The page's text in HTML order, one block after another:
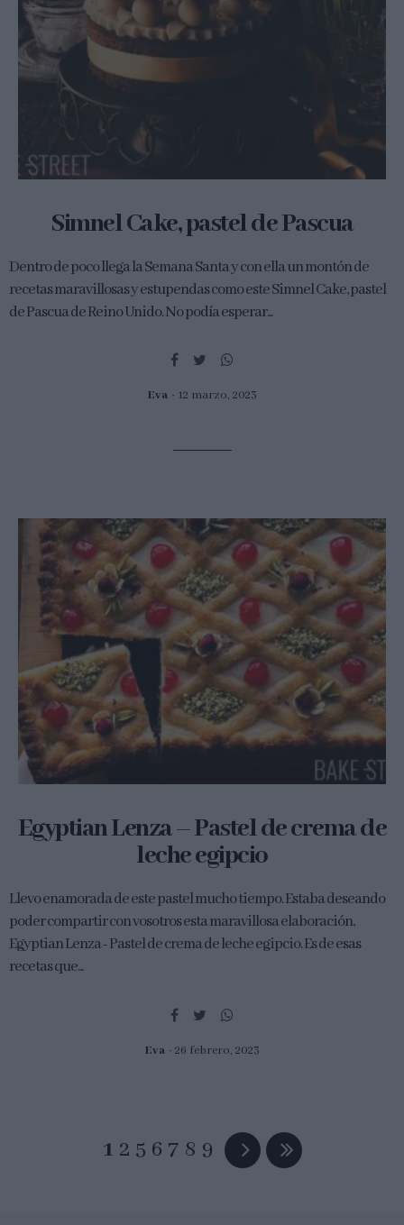
Simnel Cake, pastel de Pascua
Dentro de poco llega la Semana Santa y con ella un montón de
recetas maravillosas y estupendas como este Simnel Cake, pastel
de Pascua de Reino Unido. No podía esperar...
Eva 12 marzo, 2023
Egyptian Lenza – Pastel de crema de
leche egipcio
Llevo enamorada de este pastel mucho tiempo. Estaba deseando
poder compartir con vosotros esta maravillosa elaboración,
Egyptian Lenza - Pastel de crema de leche egipcio. Es de esas
recetas que...
Eva 26 febrero, 2023
1 2 5 6 7 8 9